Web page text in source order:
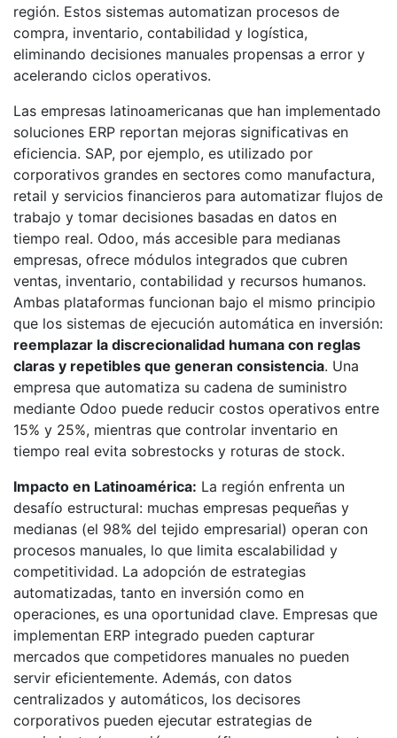
región. Estos sistemas automatizan procesos de
compra, inventario, contabilidad y logística,
eliminando decisiones manuales propensas a error y
acelerando ciclos operativos.
Las empresas latinoamericanas que han implementado
soluciones ERP reportan mejoras significativas en
eficiencia. SAP, por ejemplo, es utilizado por
corporativos grandes en sectores como manufactura,
retail y servicios financieros para automatizar flujos de
trabajo y tomar decisiones basadas en datos en
tiempo real. Odoo, más accesible para medianas
empresas, ofrece módulos integrados que cubren
ventas, inventario, contabilidad y recursos humanos.
Ambas plataformas funcionan bajo el mismo principio
que los sistemas de ejecución automática en inversión:
reemplazar la discrecionalidad humana con reglas
claras y repetibles que generan consistencia. Una
empresa que automatiza su cadena de suministro
mediante Odoo puede reducir costos operativos entre
15% y 25%, mientras que controlar inventario en
tiempo real evita sobrestocks y roturas de stock.
Impacto en Latinoamérica: La región enfrenta un
desafío estructural: muchas empresas pequeñas y
medianas (el 98% del tejido empresarial) operan con
procesos manuales, lo que limita escalabilidad y
competitividad. La adopción de estrategias
automatizadas, tanto en inversión como en
operaciones, es una oportunidad clave. Empresas que
implementan ERP integrado pueden capturar
mercados que competidores manuales no pueden
servir eficientemente. Además, con datos
centralizados y automáticos, los decisores
corporativos pueden ejecutar estrategias de